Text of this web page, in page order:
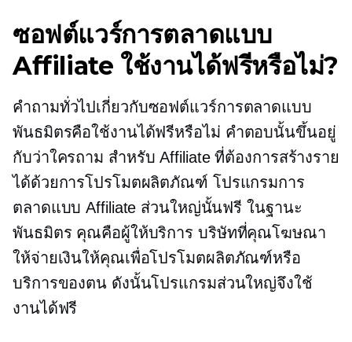
ซอฟต์แวร์การตลาดแบบ
Affiliate ใช้งานได้ฟรีหรือไม่?
คำถามทั่วไปเกี่ยวกับซอฟต์แวร์การตลาดแบบ
พันธมิตรคือใช้งานได้ฟรีหรือไม่ คำตอบนั้นขึ้นอยู่
กับว่าใครถาม สำหรับ Affiliate ที่ต้องการสร้างราย
ได้ด้วยการโปรโมตผลิตภัณฑ์ โปรแกรมการ
ตลาดแบบ Affiliate ส่วนใหญ่นั้นฟรี ในฐานะ
พันธมิตร คุณคือผู้ให้บริการ บริษัทที่คุณโฆษณา
ให้จ่ายเงินให้คุณเพื่อโปรโมตผลิตภัณฑ์หรือ
บริการของตน ดังนั้นโปรแกรมส่วนใหญ่จึงใช้
งานได้ฟรี